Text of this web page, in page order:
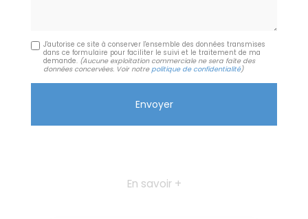
J'autorise ce site à conserver l'ensemble des données transmises
dans ce formulaire pour faciliter le suivi et le traitement de ma
demande. (Aucune exploitation commerciale ne sera faite des
données concervées. Voir notre politique de confidentialité)
En savoir +